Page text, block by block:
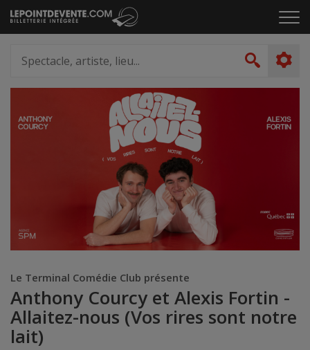
Passer
au
le
artiste,
lieu...
Le Terminal Comédie Club présente
Anthony Courcy et Alexis Fortin -
Allaitez-nous (Vos rires sont notre
lait)